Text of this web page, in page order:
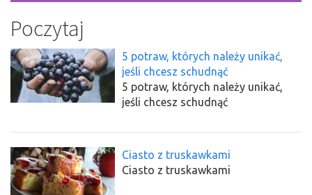
Poczytaj
5 potraw, których należy unikać,
jeśli chcesz schudnąć
5 potraw, których należy unikać,
jeśli chcesz schudnąć
Ciasto z truskawkami
Ciasto z truskawkami